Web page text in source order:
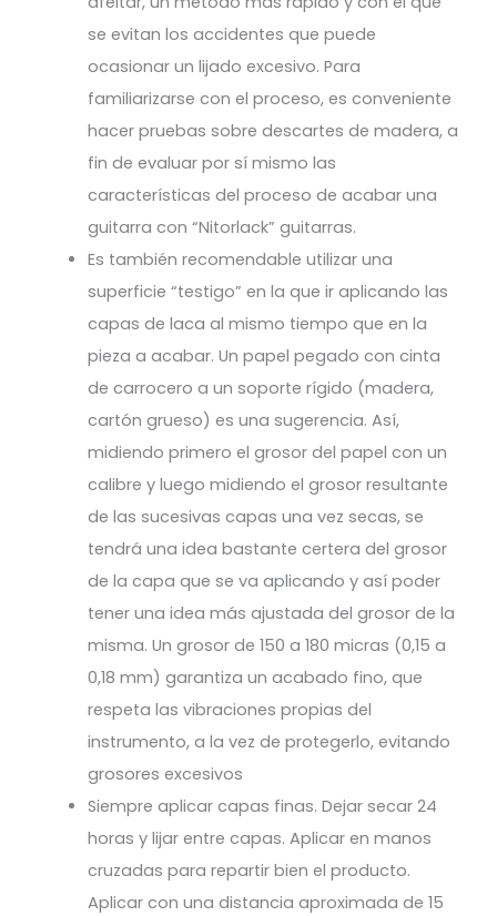
se evitan los accidentes que puede
ocasionar un lijado excesivo. Para
familiarizarse con el proceso, es conveniente
hacer pruebas sobre descartes de madera, a
fin de evaluar por sí mismo las
características del proceso de acabar una
guitarra con “Nitorlack” guitarras.
Es también recomendable utilizar una
superficie “testigo” en la que ir aplicando las
capas de laca al mismo tiempo que en la
pieza a acabar. Un papel pegado con cinta
de carrocero a un soporte rígido (madera,
cartón grueso) es una sugerencia. Así,
midiendo primero el grosor del papel con un
calibre y luego midiendo el grosor resultante
de las sucesivas capas una vez secas, se
tendrá una idea bastante certera del grosor
de la capa que se va aplicando y así poder
tener una idea más ajustada del grosor de la
misma. Un grosor de 150 a 180 micras (0,15 a
0,18 mm) garantiza un acabado fino, que
respeta las vibraciones propias del
instrumento, a la vez de protegerlo, evitando
grosores excesivos
Siempre aplicar capas finas. Dejar secar 24
horas y lijar entre capas. Aplicar en manos
cruzadas para repartir bien el producto.
Aplicar con una distancia aproximada de 15